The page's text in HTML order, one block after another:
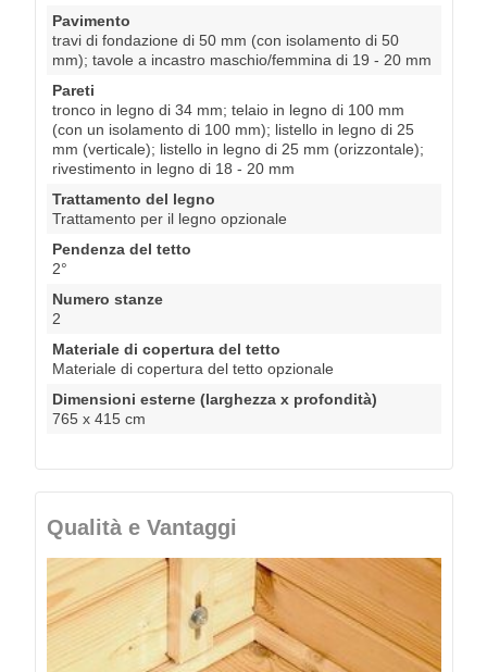
Pavimento
travi di fondazione di 50 mm (con isolamento di 50
mm); tavole a incastro maschio/femmina di 19 - 20 mm
Pareti
tronco in legno di 34 mm; telaio in legno di 100 mm
(con un isolamento di 100 mm); listello in legno di 25
mm (verticale); listello in legno di 25 mm (orizzontale);
rivestimento in legno di 18 - 20 mm
Trattamento del legno
Trattamento per il legno opzionale
Pendenza del tetto
2°
Numero stanze
2
Materiale di copertura del tetto
Materiale di copertura del tetto opzionale
Dimensioni esterne (larghezza x profondità)
765 x 415 cm
Qualità e Vantaggi